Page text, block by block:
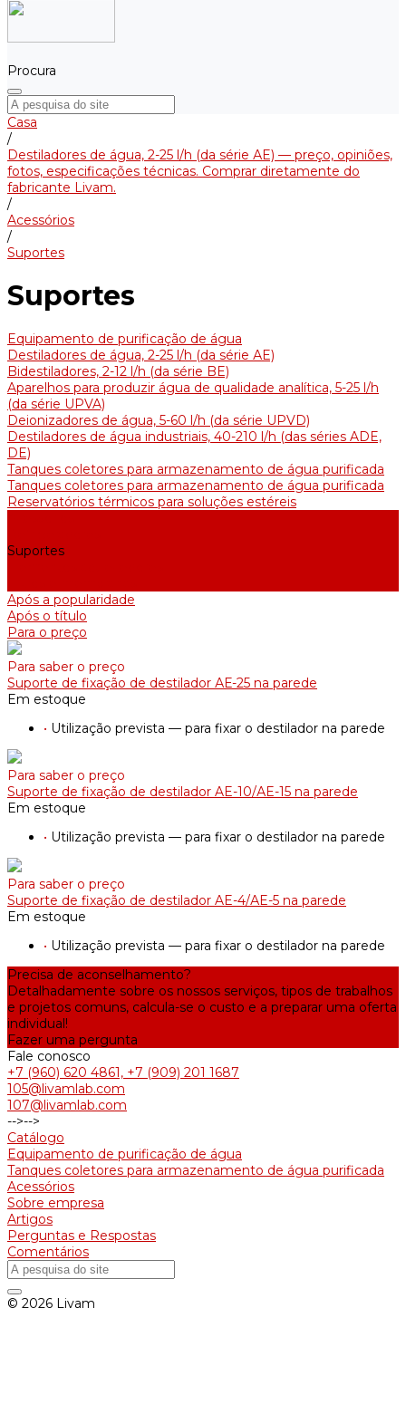
Procura
Casa
/
Destiladores de água, 2-25 l/h (da série АE) — preço, opiniões,
fotos, especificações técnicas. Comprar diretamente do
fabricante Livam.
/
Acessórios
/
Suportes
Suportes
Equipamento de purificação de água
Destiladores de água, 2-25 l/h (da série АE)
Bidestiladores, 2-12 l/h (da série BE)
Aparelhos para produzir água de qualidade analítica, 5-25 l/h
(da série UPVA)
Deionizadores de água, 5-60 l/h (da série UPVD)
Destiladores de água industriais, 40-210 l/h (das séries ADE,
DE)
Tanques coletores para armazenamento de água purificada
Tanques coletores para armazenamento de água purificada
Reservatórios térmicos para soluções estéreis
Suportes
Após a popularidade
Após o título
Para o preço
Para saber o preço
Suporte de fixação de destilador АЕ-25 na parede
Em estoque
• Utilização prevista — para fixar o destilador na parede
Para saber o preço
Suporte de fixação de destilador AE-10/АE-15 na parede
Em estoque
• Utilização prevista — para fixar o destilador na parede
Para saber o preço
Suporte de fixação de destilador AE-4/АE-5 na parede
Em estoque
• Utilização prevista — para fixar o destilador na parede
Precisa de aconselhamento?
Detalhadamente sobre os nossos serviços, tipos de trabalhos
e projetos comuns, calcula-se o custo e a preparar uma oferta
individual!
Fazer uma pergunta
Fale conosco
+7 (960) 620 4861, +7 (909) 201 1687
105@livamlab.com
107@livamlab.com
-->-->
Catálogo
Equipamento de purificação de água
Tanques coletores para armazenamento de água purificada
Acessórios
Sobre empresa
Artigos
Perguntas e Respostas
Comentários
© 2026 Livam